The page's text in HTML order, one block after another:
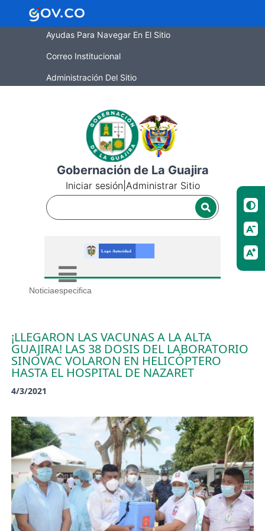
Ayudas Para Navegar En El Sitio
Correo Institucional
Administración Del Sitio
Gobernación de La Guajira
Iniciar sesión Administrar Sitio
Noticiaespecifica
¡LLEGARON LAS VACUNAS A LA ALTA
GUAJIRA! LAS 38 DOSIS DEL LABORATORIO
SINOVAC VOLARON EN HELICÓPTERO
HASTA EL HOSPITAL DE NAZARET
4/3/2021